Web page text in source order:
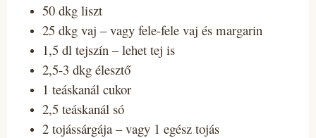
50 dkg liszt
25 dkg vaj – vagy fele-fele vaj és margarin
1,5 dl tejszín – lehet tej is
2,5-3 dkg élesztő
1 teáskanál cukor
2,5 teáskanál só
2 tojássárgája – vagy 1 egész tojás